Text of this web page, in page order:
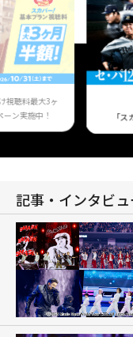
視聴料最大3ヶ
ン実施中！
「
記事・インタビュ